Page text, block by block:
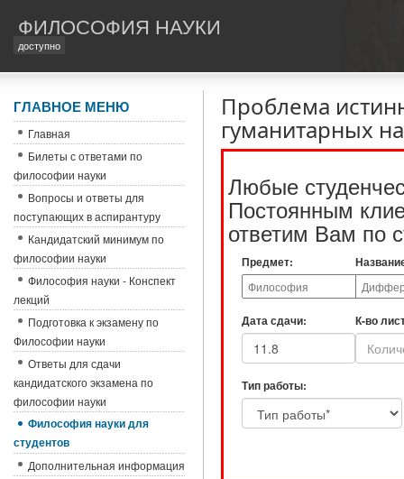
ФИЛОСОФИЯ НАУКИ
доступно
Проблема
гуманитарных
Любые
Постоянным
ответим Вам по
Предмет:
Дата сдачи: К-во
Тип работы:
ГЛАВНОЕ МЕНЮ
Главная
Билеты с ответами по
философии науки
Вопросы и ответы для
поступающих в аспирантуру
Кандидатский минимум по
философии науки
Философия науки - Конспект
лекций
Подготовка к экзамену по
Философии науки
Ответы для сдачи
кандидатского экзамена по
философии науки
Философия науки для
студентов
Дополнительная информация